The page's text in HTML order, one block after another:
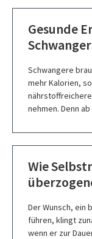
Gesunde
Schwangere
mehr Kalorien,
nehmen. Denn
Wie
Der Wunsch, ein
führen, klingt
wenn er zur